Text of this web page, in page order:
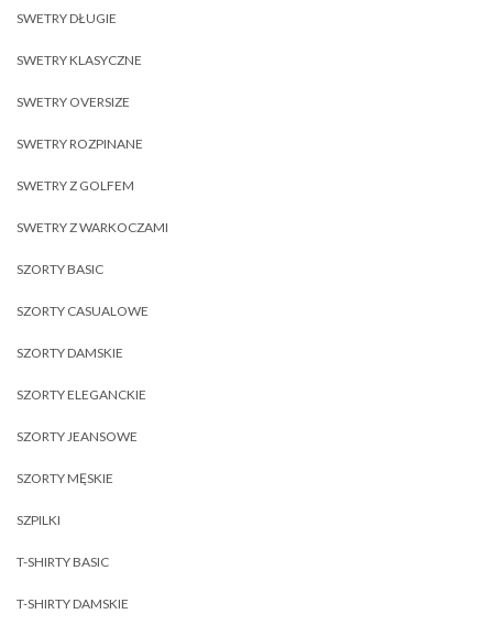
SWETRY DŁUGIE
SWETRY KLASYCZNE
SWETRY OVERSIZE
SWETRY ROZPINANE
SWETRY Z GOLFEM
SWETRY Z WARKOCZAMI
SZORTY BASIC
SZORTY CASUALOWE
SZORTY DAMSKIE
SZORTY ELEGANCKIE
SZORTY JEANSOWE
SZORTY MĘSKIE
SZPILKI
T-SHIRTY BASIC
T-SHIRTY DAMSKIE